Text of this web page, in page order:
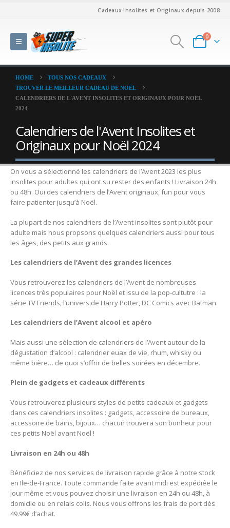
Cadeaux Insolites et Originaux depuis 2008
0
HOME
TOUS NOS CADEAUX
TROUVER LE MEILLEUR CADEAU DE NOËL
CALENDRIERS DE L'AVENT INSOLITES ET ORIGINAUX POUR NOËL
2024
Calendriers de l'Avent Insolites et
Originaux pour Noël 2024
On vous a sélectionné les calendriers de l’Avent 2023 les plus
insolites pour adultes qui ont su rester des enfants ! Livraison 24h
ou 48h. Oui des calendriers de l’Avent originaux, fun pour vous
faire patienter jusqu’à Noël.
La plupart de nos calendriers de l’Avent insolites sont plutôt pour
adulte mais nous propsons quelques calendriers aussi pour tous
les âges, des petits aux grands.
Les calendriers de l’Avent des grandes licences
Vous retrouverez les calendriers de l’Avent de nombreuses
licences très populaires pour Noël et issu de la pop-cultutre : la
série TV Friends, l’univers de Harry Potter, DC Comics avec Batman.
Les calendriers de l’Avent alcool et apéro
Mais aussi une sélection de calendriers de l’Avent autour de la
dégustation d’alcool : calendrier euax de vie, rhum, whisky ou
même bière… de quoi s’offrir de belles soirées en décembre.
Plein de gadgets et cadeaux différents
Vous retrouverez plusieurs styles de petits cadeaux et gadgets
dans ces calendriers insolites : gadgets, accessoire de bureaux,
accessoire de bains, bijoux… chacun trouvera son bonheur pour
ces petits Noël avant Noël !
Livraison en 24h ou 48h
Bénéficiez de nos services de livraison rapide grâce à notre stock
en Ile-de-France. Toute commande faite avant midi est expédiée le
jour même et vous pouvez choisir une livraison en 24h ou 48h, à
domicile ou en relais colis. Nous vous offrons les frais de port dès
49.99€ d’achat.